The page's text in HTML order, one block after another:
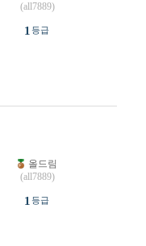
(all7889)
1 등급
올드림
(all7889)
1 등급